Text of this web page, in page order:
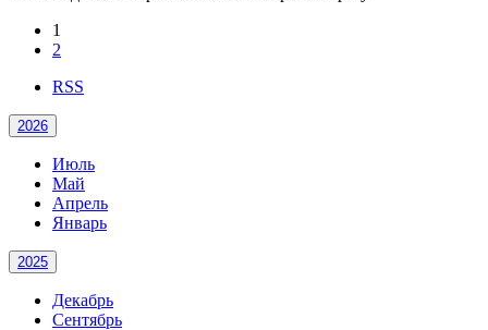
1
2
RSS
2026
Июль
Май
Апрель
Январь
2025
Декабрь
Сентябрь